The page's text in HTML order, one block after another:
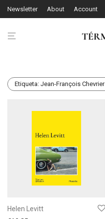
Newsletter About Account
Etiqueta: Jean-François Chevrier
Helen Levitt